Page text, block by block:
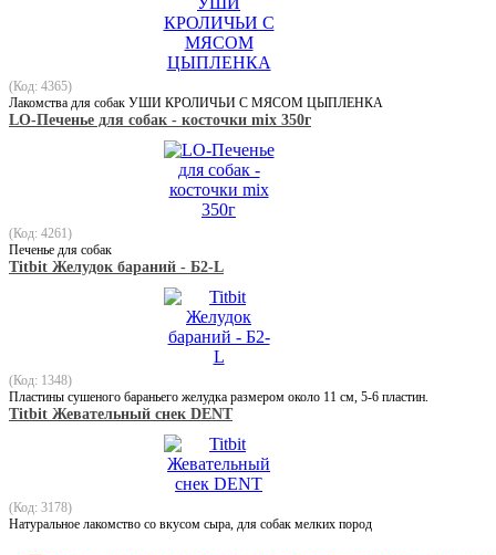
(Код: 4365)
Лакомства для собак УШИ КРОЛИЧЬИ С МЯСОМ ЦЫПЛЕНКА
LO-Печенье для собак - косточки mix 350г
(Код: 4261)
Печенье для собак
Titbit Желудок бараний - Б2-L
(Код: 1348)
Пластины сушеного бараньего желудка размером около 11 см, 5-6 пластин.
Titbit Жевательный снек DENT
(Код: 3178)
Натуральное лакомство со вкусом сыра, для собак мелких пород